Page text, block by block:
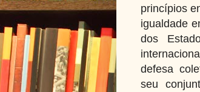
princípios
igualdade
dos
defesa
seu